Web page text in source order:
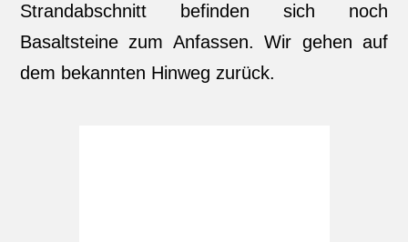
Strandabschnitt befinden sich noch
Basaltsteine zum Anfassen. Wir gehen auf
dem bekannten Hinweg zurück.